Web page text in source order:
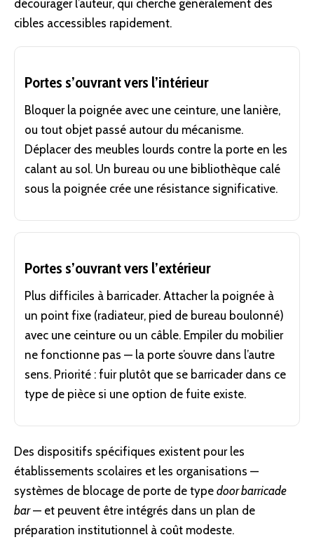
décourager l’auteur, qui cherche généralement des
cibles accessibles rapidement.
Portes s’ouvrant vers l’intérieur
Bloquer la poignée avec une ceinture, une lanière,
ou tout objet passé autour du mécanisme.
Déplacer des meubles lourds contre la porte en les
calant au sol. Un bureau ou une bibliothèque calé
sous la poignée crée une résistance significative.
Portes s’ouvrant vers l’extérieur
Plus difficiles à barricader. Attacher la poignée à
un point fixe (radiateur, pied de bureau boulonné)
avec une ceinture ou un câble. Empiler du mobilier
ne fonctionne pas — la porte s’ouvre dans l’autre
sens. Priorité : fuir plutôt que se barricader dans ce
type de pièce si une option de fuite existe.
Des dispositifs spécifiques existent pour les
établissements scolaires et les organisations —
systèmes de blocage de porte de type door barricade
bar— et peuvent être intégrés dans un plan de
préparation institutionnel à coût modeste.